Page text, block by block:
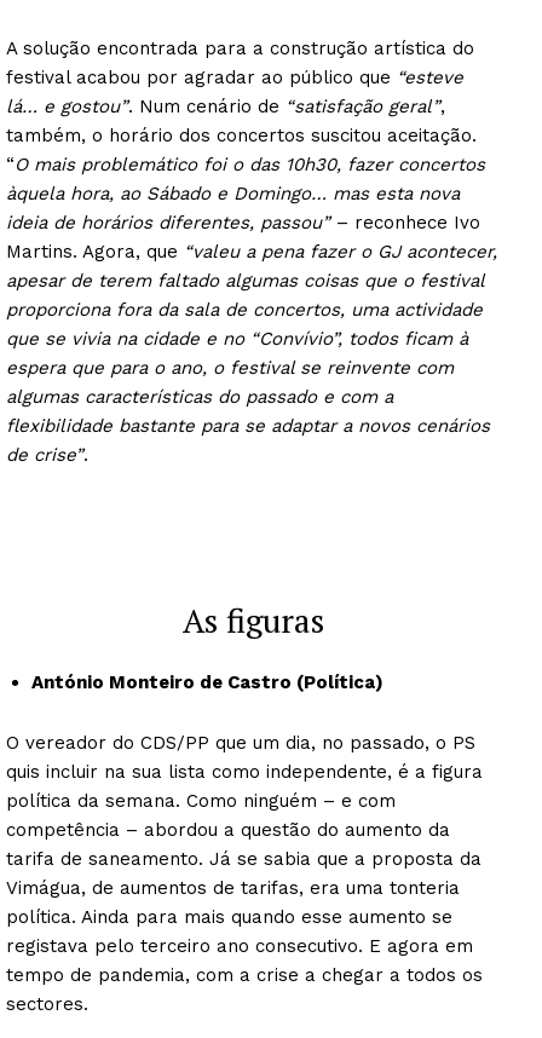
A solução encontrada para a construção artística do
festival acabou por agradar ao público que “esteve
lá… e gostou”. Num cenário de “satisfação geral”,
também, o horário dos concertos suscitou aceitação.
“O mais problemático foi o das 10h30, fazer concertos
àquela hora, ao Sábado e Domingo… mas esta nova
ideia de horários diferentes, passou”– reconhece Ivo
Martins. Agora, que “valeu a pena fazer o GJ acontecer,
apesar de terem faltado algumas coisas que o festival
proporciona fora da sala de concertos, uma actividade
que se vivia na cidade e no “Convívio”, todos ficam à
espera que para o ano, o festival se reinvente com
algumas características do passado e com a
flexibilidade bastante para se adaptar a novos cenários
de crise”.
As figuras
António Monteiro de Castro (Política)
O vereador do CDS/PP que um dia, no passado, o PS
quis incluir na sua lista como independente, é a figura
política da semana. Como ninguém – e com
competência – abordou a questão do aumento da
tarifa de saneamento. Já se sabia que a proposta da
Vimágua, de aumentos de tarifas, era uma tonteria
política. Ainda para mais quando esse aumento se
registava pelo terceiro ano consecutivo. E agora em
tempo de pandemia, com a crise a chegar a todos os
sectores.